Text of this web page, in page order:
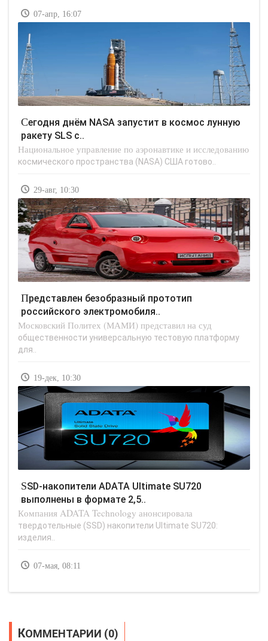
07-апр, 16:07
Сегодня днём NASA запустит в космос лунную
ракету SLS с..
Национальное управление по аэронавтике и исследованию
космического пространства (NASA) США готово..
29-авг, 10:30
Представлен безобразный прототип
российского электромобиля..
Московский Политех (МАМИ) представил на суд
общественности универсальную тестовую платформу
для..
19-дек, 10:30
SSD-накопители ADATA Ultimate SU720
выполнены в формате 2,5..
Компания ADATA Technology анонсировала
твердотельные (SSD) накопители Ultimate SU720:
изделия..
07-мая, 08:11
КОММЕНТАРИИ (0)